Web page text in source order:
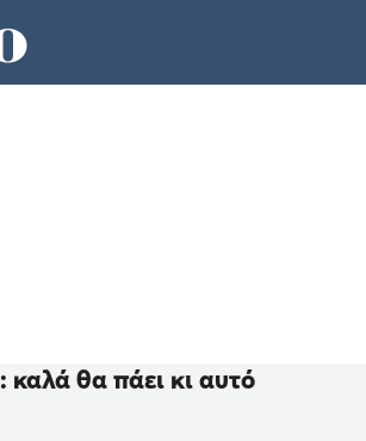
καλά θα πάει κι αυτό